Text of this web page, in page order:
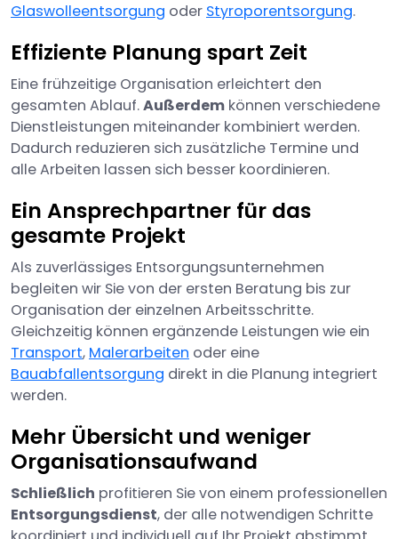
Glaswolleentsorgung oder Styroporentsorgung.
Effiziente Planung spart Zeit
Eine frühzeitige Organisation erleichtert den
gesamten Ablauf.Außerdem können verschiedene
Dienstleistungen miteinander kombiniert werden.
Dadurch reduzieren sich zusätzliche Termine und
alle Arbeiten lassen sich besser koordinieren.
Ein Ansprechpartner für das
gesamte Projekt
Als zuverlässiges Entsorgungsunternehmen
begleiten wir Sie von der ersten Beratung bis zur
Organisation der einzelnen Arbeitsschritte.
Gleichzeitig können ergänzende Leistungen wie ein
Transport, Malerarbeiten oder eine
Bauabfallentsorgung direkt in die Planung integriert
werden.
Mehr Übersicht und weniger
Organisationsaufwand
Schließlich profitieren Sie von einem professionellen
Entsorgungsdienst, der alle notwendigen Schritte